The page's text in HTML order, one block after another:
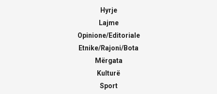
Hyrje
Lajme
Opinione/Editoriale
Etnike/Rajoni/Bota
Mërgata
Kulturë
Sport